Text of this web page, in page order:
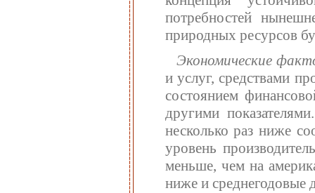
потребностей
природных ресурсов
Экономические
и услуг, средствами
состоянием
другими
несколько раз ниже
уровень
меньше, чем на
ниже и среднегодовые